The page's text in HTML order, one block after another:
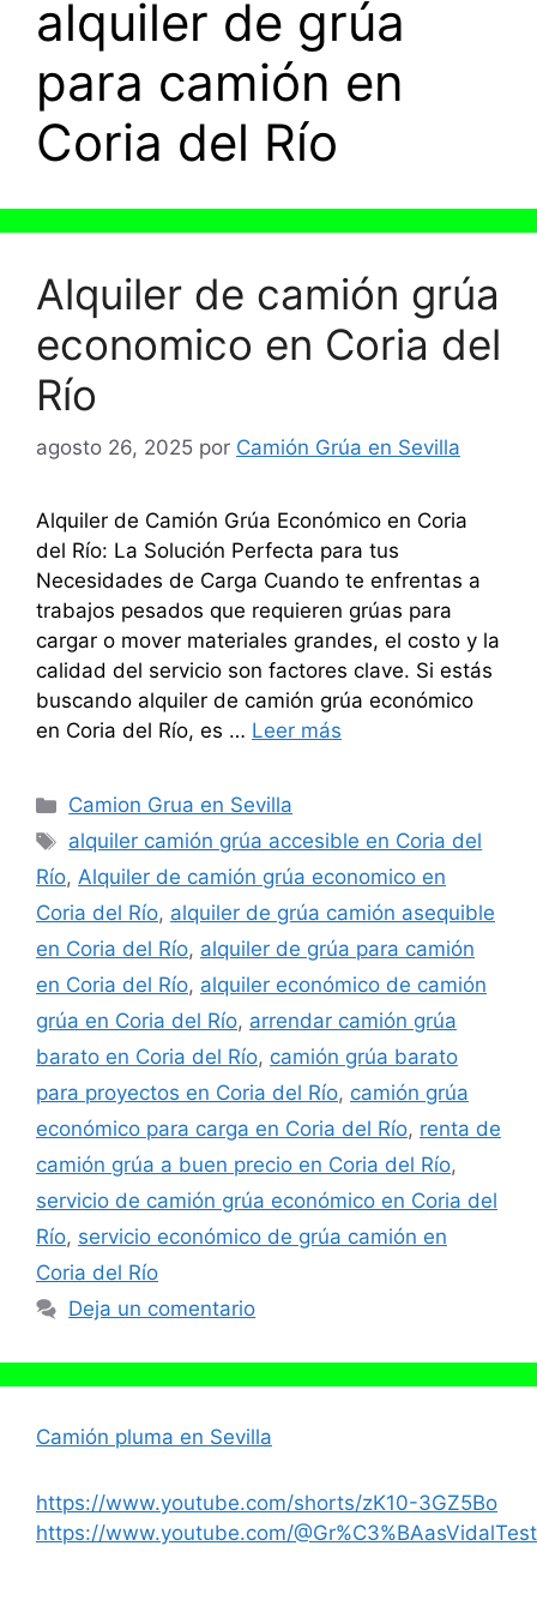
alquiler de grúa
para camión en
Coria del Río
Alquiler de camión grúa
economico en Coria del
Río
agosto 26, 2025 por Camión Grúa en Sevilla
Alquiler de Camión Grúa Económico en Coria
del Río: La Solución Perfecta para tus
Necesidades de Carga Cuando te enfrentas a
trabajos pesados que requieren grúas para
cargar o mover materiales grandes, el costo y la
calidad del servicio son factores clave. Si estás
buscando alquiler de camión grúa económico
en Coria del Río, es … Leer más
Categorías
Camion Grua en Sevilla
Etiquetas
alquiler camión grúa accesible en Coria del
Río, Alquiler de camión grúa economico en
Coria del Río, alquiler de grúa camión asequible
en Coria del Río, alquiler de grúa para camión
en Coria del Río, alquiler económico de camión
grúa en Coria del Río, arrendar camión grúa
barato en Coria del Río, camión grúa barato
para proyectos en Coria del Río, camión grúa
económico para carga en Coria del Río, renta de
camión grúa a buen precio en Coria del Río,
servicio de camión grúa económico en Coria del
Río, servicio económico de grúa camión en
Coria del Río
Deja un comentario
Camión pluma en Sevilla
https://www.youtube.com/shorts/zK10-3GZ5Bo
https://www.youtube.com/